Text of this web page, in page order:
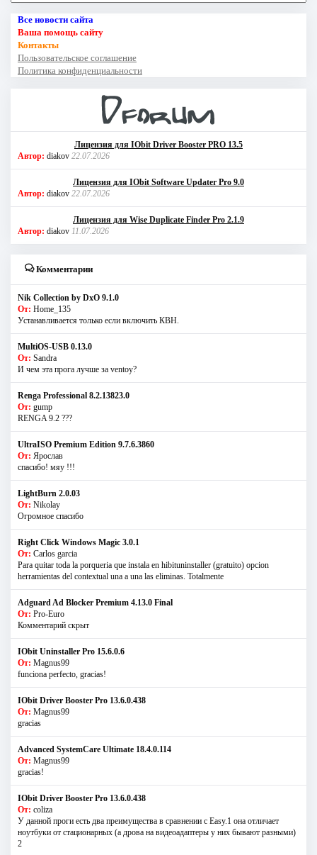
Все новости сайта
Ваша помощь сайту
Контакты
Пользовательское соглашение
Политика конфиденциальности
Лицензия для IObit Driver Booster PRO 13.5
Автор: diakov 22.07.2026
Лицензия для IObit Software Updater Pro 9.0
Автор: diakov 22.07.2026
Лицензия для Wise Duplicate Finder Pro 2.1.9
Автор: diakov 11.07.2026
Комментарии
Nik Collection by DxO 9.1.0
От: Home_135
Устанавливается только если включить КВН.
MultiOS-USB 0.13.0
От: Sandra
И чем эта прога лучше за ventoy?
Renga Professional 8.2.13823.0
От: gump
RENGA 9.2 ???
UltraISO Premium Edition 9.7.6.3860
От: Ярослав
спасибо! мяу !!!
LightBurn 2.0.03
От: Nikolay
Огромное спасибо
Right Click Windows Magic 3.0.1
От: Carlos garcia
Para quitar toda la porqueria que instala en hibituninstaller (gratuito) opcion
herramientas del contextual una a una las eliminas. Totalmente
Adguard Ad Blocker Premium 4.13.0 Final
От: Pro-Euro
Комментарий скрыт
IObit Uninstaller Pro 15.6.0.6
От: Magnus99
funciona perfecto, gracias!
IObit Driver Booster Pro 13.6.0.438
От: Magnus99
gracias
Advanced SystemCare Ultimate 18.4.0.114
От: Magnus99
gracias!
IObit Driver Booster Pro 13.6.0.438
От: coliza
У данной проги есть два преимущества в сравнении с Easy.1 она отличает
ноутбуки от стационарных (а дрова на видеоадаптеры у них бывают разными)
2